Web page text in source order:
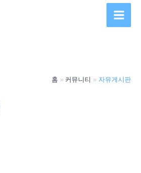
Main
홈 커뮤니티 자유게시판